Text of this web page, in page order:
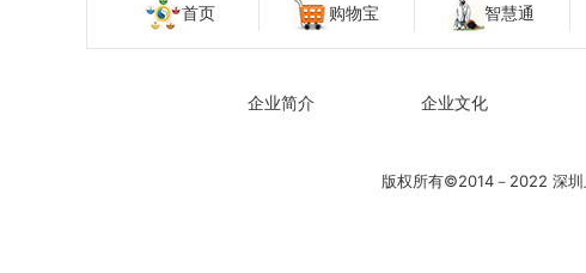
首页 购物宝 智慧通
企业简介 企业文化
版权所有©2014－2022 深圳